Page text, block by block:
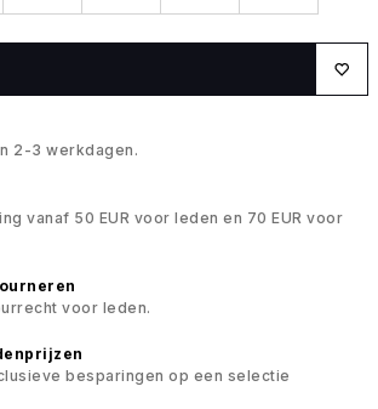
2-3 werkdagen.
vanaf 50 EUR voor leden en 70 EUR voor
voor leden.
besparingen op een selectie